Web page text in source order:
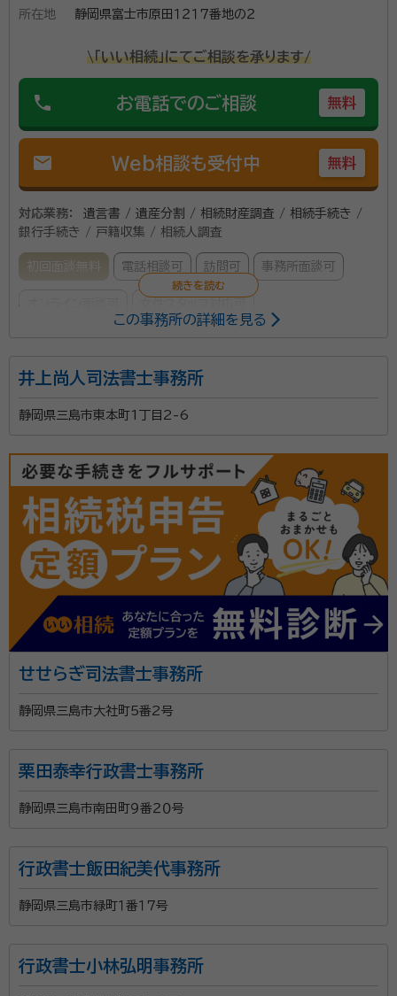
の経験を活かし、地域の人々の困りごとや心配ごとに寄
書士は「幅広い守備範囲を活かし、お客様の不安を解消
することが本職」との考えにより、相続・遺言をはじめと
したさまざまなサービスの提供が可能。 さらに、一方的
安をひとつずつ解消していくことが大切としているそう
です。十分に時間をとって話を聞くために、初回相談料
る方は、豊富な知識ときめ細かな対応で充実したサービ
さい。
所属団体： 静岡県行政書士会
所在地
静岡県富士市原田１２１７番地の２
\「いい相続」にてご相談を承ります/
phone お電話でのご相談 無料
mail Web相談も受付中 無料
対応業務：
遺言書 / 遺産分割 / 相続財産調査 / 相続手続き /
銀行手続き / 戸籍収集 / 相続人調査
初回面談無料 電話相談可 訪問可 事務所面談可
山本 恵 行政書士・宅地建物取引士
想いから事務所名を「こはる行政書士事務所」と名付け
ました。分かりやすい説明ときめ細やかな対応で最適な
解決方法をご提案します。お困りのことがございました
ら、ぜひお気軽にご相談ください。
資格等： 行政書士・宅地建物取引士
所属団体：静岡県行政書士会 /
この事務所の詳細を見る
井上尚人司法書士事務所
静岡県三島市東本町1丁目2-6
せせらぎ司法書士事務所
静岡県三島市大社町5番2号
栗田泰幸行政書士事務所
静岡県三島市南田町９番２０号
行政書士飯田紀美代事務所
静岡県三島市緑町１番１７号
行政書士小林弘明事務所